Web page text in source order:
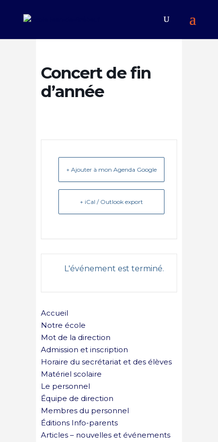
Concert de fin
d’année
+ Ajouter à mon Agenda Google
+ iCal / Outlook export
L'événement est terminé.
Accueil
Notre école
Mot de la direction
Admission et inscription
Horaire du secrétariat et des élèves
Matériel scolaire
Le personnel
Équipe de direction
Membres du personnel
Éditions Info-parents
Articles – nouvelles et événements